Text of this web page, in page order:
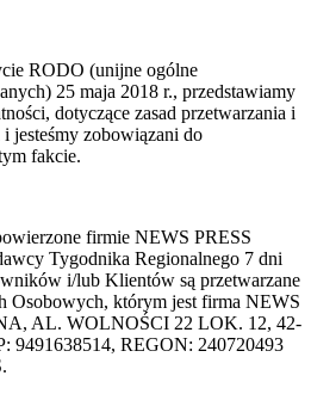
RODO (unijne ogólne
25 maja 2018 r., przedstawiamy
dotyczące zasad przetwarzania i
jesteśmy zobowiązani do
fakcie.
firmie NEWS PRESS
Tygodnika Regionalnego 7 dni
i/lub Klientów są przetwarzane
Osobowych, którym jest firma NEWS
AL. WOLNOŚCI 22 LOK. 12, 42-
9491638514, REGON: 240720493